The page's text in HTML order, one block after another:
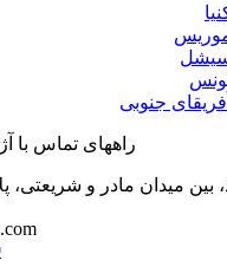
سیشل
جنوبی
راههای تماس با